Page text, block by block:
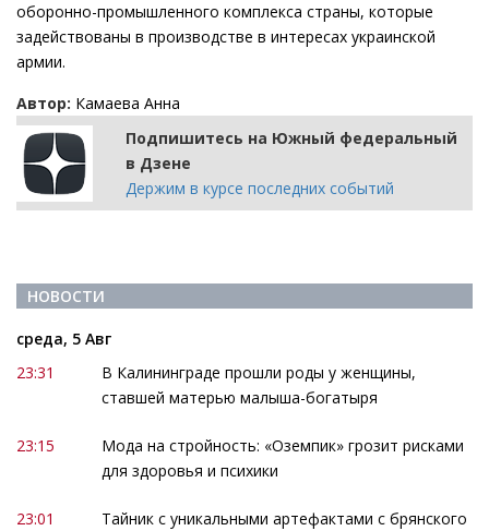
оборонно-промышленного комплекса страны, которые
задействованы в производстве в интересах украинской
армии.
Автор: Камаева Анна
Подпишитесь на Южный федеральный
в Дзене
Держим в курсе последних событий
НОВОСТИ
среда, 5 Авг
23:31
В Калининграде прошли роды у женщины,
ставшей матерью малыша-богатыря
23:15
Мода на стройность: «Оземпик» грозит рисками
для здоровья и психики
23:01
Тайник с уникальными артефактами с брянского